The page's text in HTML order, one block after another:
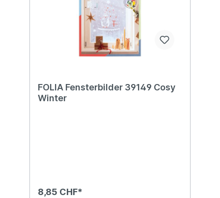
FOLIA Fensterbilder 39149 Cosy
Winter
8,85 CHF*